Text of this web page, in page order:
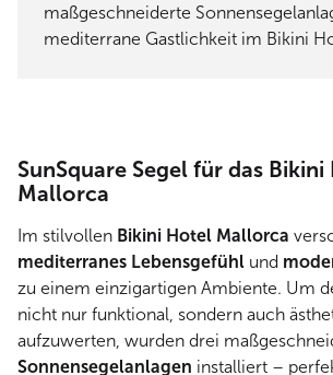
maßgeschneiderte
mediterrane Gastlichkeit im Bikini
SunSquare Segel für das
Mallorca
Im stilvollen Bikini Hotel Mallorca
mediterranes Lebensgefühl und
zu einem einzigartigen Ambiente. Um
nicht nur funktional, sondern auch
aufzuwerten, wurden drei
Sonnensegelanlagen installiert –